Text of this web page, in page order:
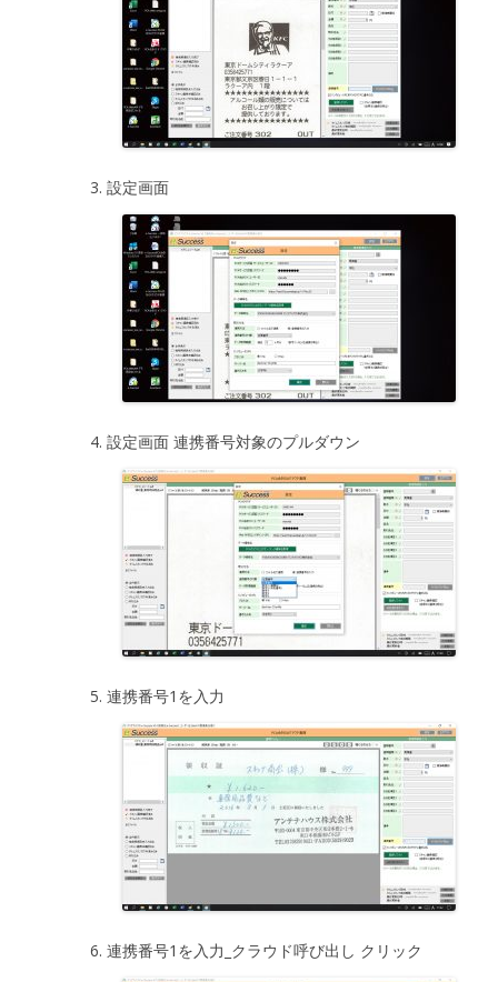
設定画面
設定画面 連携番号対象のプルダウン
連携番号1を入力
連携番号1を入力_クラウド呼び出し クリック